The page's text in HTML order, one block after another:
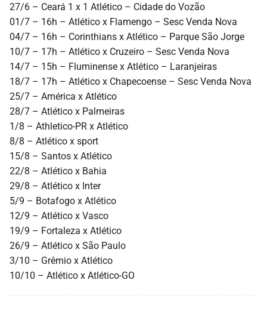
27/6 – Ceará 1 x 1 Atlético – Cidade do Vozão
01/7 – 16h – Atlético x Flamengo – Sesc Venda Nova
04/7 – 16h – Corinthians x Atlético – Parque São Jorge
10/7 – 17h – Atlético x Cruzeiro – Sesc Venda Nova
14/7 – 15h – Fluminense x Atlético – Laranjeiras
18/7 – 17h – Atlético x Chapecoense – Sesc Venda Nova
25/7 – América x Atlético
28/7 – Atlético x Palmeiras
1/8 – Athletico-PR x Atlético
8/8 – Atlético x sport
15/8 – Santos x Atlético
22/8 – Atlético x Bahia
29/8 – Atlético x Inter
5/9 – Botafogo x Atlético
12/9 – Atlético x Vasco
19/9 – Fortaleza x Atlético
26/9 – Atlético x São Paulo
3/10 – Grêmio x Atlético
10/10 – Atlético x Atlético-GO